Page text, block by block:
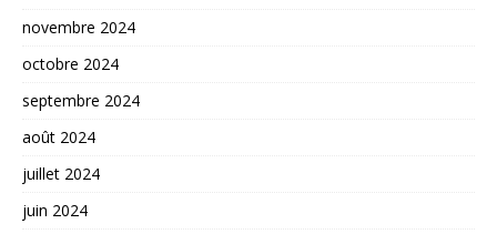
novembre 2024
octobre 2024
septembre 2024
août 2024
juillet 2024
juin 2024